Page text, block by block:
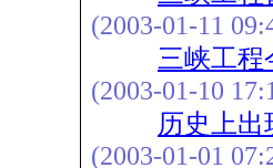
(2003-01-11
三峡工
(2003-01-10
历史上
(2003-01-01